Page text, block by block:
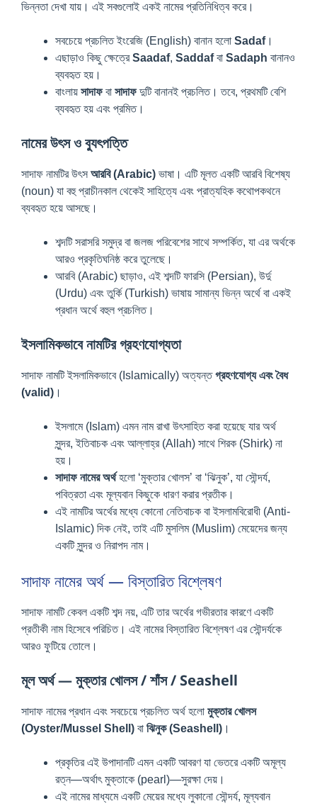
ভিন্নতা দেখা যায়। এই সবগুলোই একই নামের প্রতিনিধিত্ব করে।
সবচেয়ে প্রচলিত ইংরেজি (English) বানান হলো Sadaf।
এছাড়াও কিছু ক্ষেত্রেSaadaf, Saddafবা Sadaph বানানও
ব্যবহৃত হয়।
বাংলায় সাদাফবা সাদাফদুটি বানানই প্রচলিত। তবে, প্রথমটি বেশি
ব্যবহৃত হয় এবং প্রমিত।
নামের উৎস ও ব্যুৎপত্তি
সাদাফ নামটির উৎস আরবি (Arabic) ভাষা। এটি মূলত একটি আরবি বিশেষ্য
(noun) যা বহু প্রাচীনকাল থেকেই সাহিত্যে এবং প্রাত্যহিক কথোপকথনে
ব্যবহৃত হয়ে আসছে।
শব্দটি সরাসরি সমুদ্র বা জলজ পরিবেশের সাথে সম্পর্কিত, যা এর অর্থকে
আরও প্রকৃতিঘনিষ্ঠ করে তুলেছে।
আরবি (Arabic) ছাড়াও, এই শব্দটি ফারসি (Persian), উর্দু
(Urdu) এবং তুর্কি (Turkish) ভাষায় সামান্য ভিন্ন অর্থে বা একই
প্রধান অর্থে বহুল প্রচলিত।
ইসলামিকভাবে নামটির গ্রহণযোগ্যতা
সাদাফ নামটি ইসলামিকভাবে (Islamically) অত্যন্তগ্রহণযোগ্য এবং বৈধ
(valid) ।
ইসলামে (Islam) এমন নাম রাখা উৎসাহিত করা হয়েছে যার অর্থ
সুন্দর, ইতিবাচক এবং আল্লাহ্‌র (Allah) সাথে শিরক (Shirk) না
হয়।
সাদাফ নামের অর্থহলো ‘মুক্তার খোলস’ বা ‘ঝিনুক’, যা সৌন্দর্য,
পবিত্রতা এবং মূল্যবান কিছুকে ধারণ করার প্রতীক।
এই নামটির অর্থের মধ্যে কোনো নেতিবাচক বা ইসলামবিরোধী (Anti-
Islamic) দিক নেই, তাই এটি মুসলিম (Muslim) মেয়েদের জন্য
একটি সুন্দর ও নিরাপদ নাম।
সাদাফ নামের অর্থ — বিস্তারিত বিশ্লেষণ
সাদাফ নামটি কেবল একটি শব্দ নয়, এটি তার অর্থের গভীরতার কারণে একটি
প্রতীকী নাম হিসেবে পরিচিত। এই নামের বিস্তারিত বিশ্লেষণ এর সৌন্দর্যকে
আরও ফুটিয়ে তোলে।
মূল অর্থ — মুক্তার খোলস / শাঁস / Seashell
সাদাফ নামের প্রধান এবং সবচেয়ে প্রচলিত অর্থ হলো মুক্তার খোলস
(Oyster/Mussel Shell) বা ঝিনুক (Seashell) ।
প্রকৃতির এই উপাদানটি এমন একটি আবরণ যা ভেতরে একটি অমূল্য
রত্ন—অর্থাৎ মুক্তাকে (pearl)—সুরক্ষা দেয়।
এই নামের মাধ্যমে একটি মেয়ের মধ্যে লুকানো সৌন্দর্য, মূল্যবান